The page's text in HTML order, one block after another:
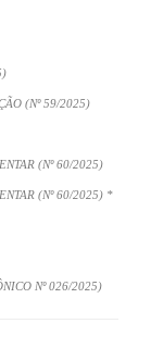
(Nº 59/2025)
(Nº 60/2025)
(Nº 60/2025) *
Nº 026/2025)